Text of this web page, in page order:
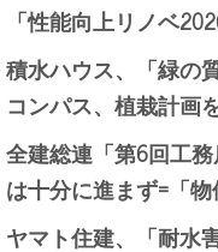
「性能向上リノベ
積水ハウス、「緑の
コンパス、植栽計画
全建総連「第6回工
は十分に進まず=「
ヤマト住建、「耐水